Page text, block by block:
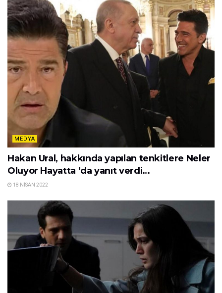
Hatta ayağa gerçek inene kadar her şey çok hoştu
ancak o lastikli paça ve çorapsız bilek için düşman
olmaya gerek yok.
Giydiği jean’i klasik paça olarak düşünün, sonuç ne
kadar hoş değil mi?
Yazık olmuş, ne diyeyim?